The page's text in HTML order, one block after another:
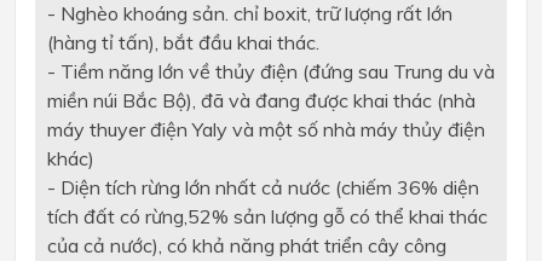
- Nghèo khoáng sản. chỉ boxit, trữ lượng rất lớn
(hàng tỉ tấn), bắt đầu khai thác.
- Tiềm năng lớn về thủy điện (đứng sau Trung du và
miền núi Bắc Bộ), đã và đang được khai thác (nhà
máy thuyer điện Yaly và một số nhà máy thủy điện
khác)
- Diện tích rừng lớn nhất cả nước (chiếm 36% diện
tích đất có rừng,52% sản lượng gỗ có thể khai thác
của cả nước), có khả năng phát triển cây công